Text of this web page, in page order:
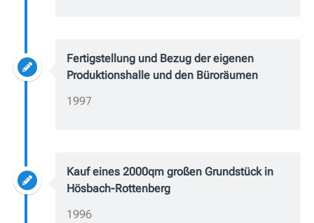
Fertigstellung und Bezug der eigenen
Produktionshalle und den Büroräumen
1997
Kauf eines 2000qm großen Grundstück in
Hösbach-Rottenberg
1996